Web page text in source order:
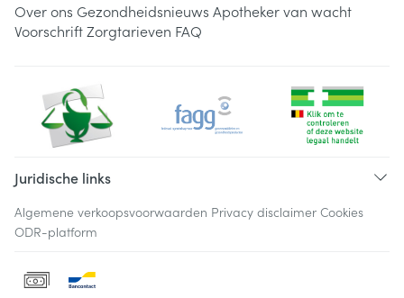
Over ons Gezondheidsnieuws Apotheker van wacht
VoorschriftZorgtarieven FAQ
Juridische links
Algemene verkoopsvoorwaarden Privacy disclaimer Cookies
ODR-platform